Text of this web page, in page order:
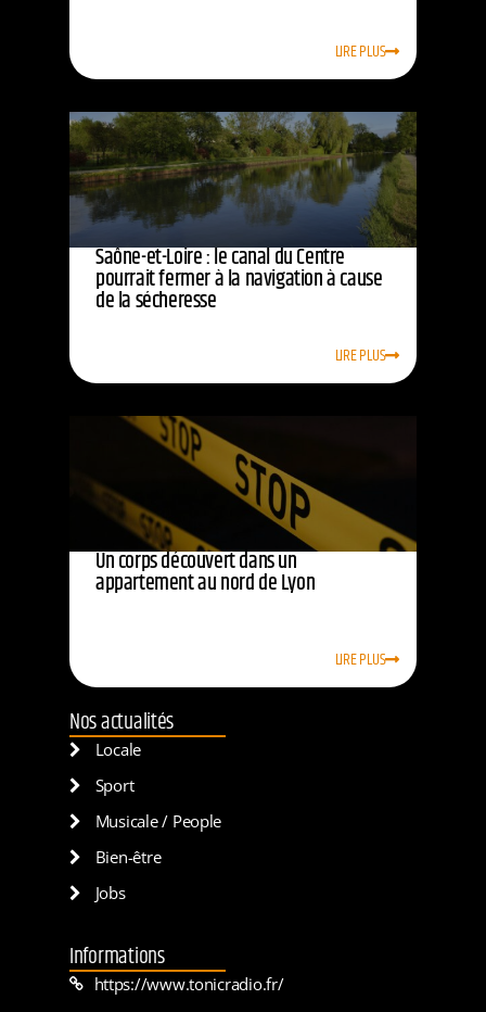
LIRE PLUS
Saône-et-Loire : le canal du Centre
pourrait fermer à la navigation à cause
de la sécheresse
LIRE PLUS
Un corps découvert dans un
appartement au nord de Lyon
LIRE PLUS
Nos actualités
Locale
Sport
Musicale / People
Bien-être
Jobs
Informations
https://www.tonicradio.fr/